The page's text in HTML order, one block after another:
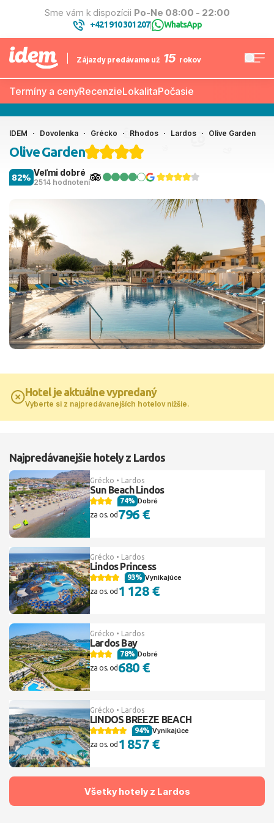
Sme vám k dispozícii Po-Ne 08:00 - 22:00
+421 910 301 207| WhatsApp
Zájazdy predávame už 15 rokov
Termíny a cenyRecenzieLokalitaPočasie
IDEM Dovolenka Grécko Rhodos Lardos Olive Garden
Olive Garden
Veľmi dobré
2514 hodnotení
82%
Hotel je aktuálne vypredaný
Vyberte si z najpredávanejších hotelov nižšie.
Najpredávanejšie hotely z Lardos
Grécko • Lardos
Sun Beach Lindos
Dobré
74%
za os. od 796 €
Grécko • Lardos
Lindos Princess
Vynikajúce
93%
za os. od 1 128 €
Grécko • Lardos
Lardos Bay
Dobré
78%
za os. od 680 €
Grécko • Lardos
LINDOS BREEZE BEACH
Vynikajúce
94%
za os. od 1 857 €
Všetky hotely z Lardos